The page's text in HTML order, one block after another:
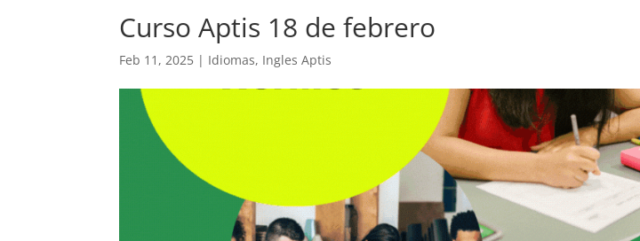
Curso Aptis 18 de febrero
Feb 11, 2025 | Idiomas, Ingles Aptis